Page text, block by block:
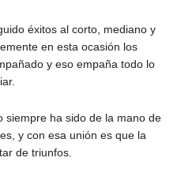
éxitos al corto, mediano y
en esta ocasión los
y eso empaña todo lo
siempre ha sido de la mano de
y con esa unión es que la
de triunfos.